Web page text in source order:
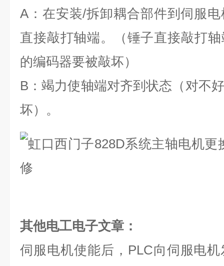
A ：在安装/拆卸耦合部件到伺服
直接敲打轴端。（锤子直接敲打
的编码器要被敲坏）
B ：竭力使轴端对齐到状态（对不
坏）。
其他电工电子文章：
伺服电机使能后，PLC向伺服电